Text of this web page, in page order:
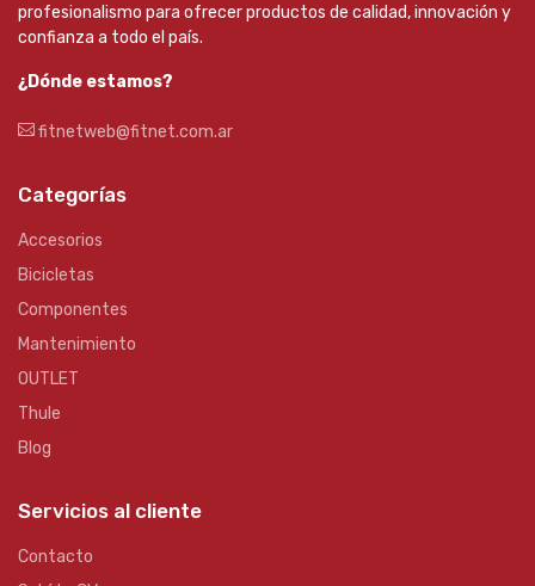
profesionalismo para ofrecer productos de calidad, innovación y
confianza a todo el país.
¿Dónde estamos?
fitnetweb@fitnet.com.ar
Categorías
Accesorios
Bicicletas
Componentes
Mantenimiento
OUTLET
Thule
Blog
Servicios al cliente
Contacto